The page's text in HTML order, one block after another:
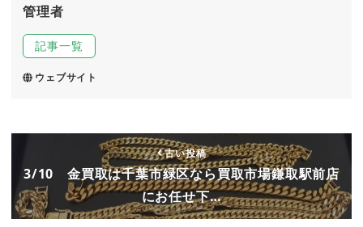
管理者
記事一覧
ウェブサイト
古い投稿
3/10 金買取は千葉市緑区なら買取市場鎌取駅前店
にお任せ下…